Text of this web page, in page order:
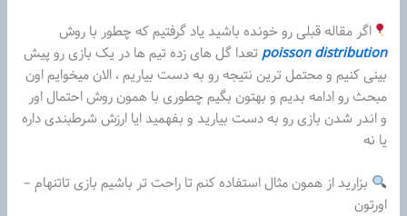
اگر مقاله قبلی رو خونده باشید یاد گرفتیم که چطور با روش
poisson distribution تعدا گل های زده تیم ها در یک بازی رو پیش
بینی کنیم و محتمل ترین نتیجه رو به دست بیاریم ، الان میخوایم اون
مبحث رو ادامه بدیم و بهتون بگیم چطوری با همون روش احتمال اور
و اندر شدن بازی رو به دست بیارید و بفهمید ایا ارزش شرطبندی داره
یا نه
بزارید از همون مثال استفاده کنم تا راحت تر باشیم بازی تاتنهام –
اورتون